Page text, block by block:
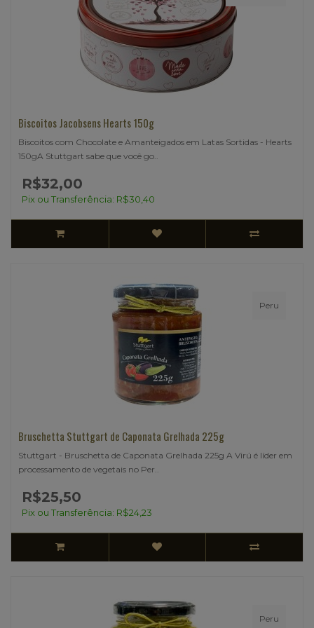
Biscoitos Jacobsens Hearts 150g
Biscoitos com Chocolate e Amanteigados em Latas Sortidas - Hearts
150gA Stuttgart sabe que você go..
R$32,00
Pix ou Transferência: R$30,40
Peru
Bruschetta Stuttgart de Caponata Grelhada 225g
Stuttgart - Bruschetta de Caponata Grelhada 225g A Virú é líder em
processamento de vegetais no Per..
R$25,50
Pix ou Transferência: R$24,23
Peru